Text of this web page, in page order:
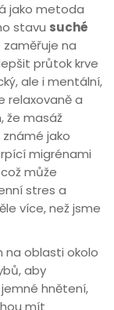
jako metoda
stavu suché
na
průtok krve
ale i mentální,
relaxovaně a
že masáž
jako
migrénami
může
stres a
více, než jsme
na oblasti okolo
aby
hnětení,
mít